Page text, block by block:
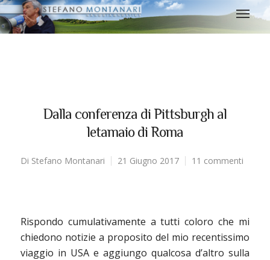
Dalla conferenza di Pittsburgh al
letamaio di Roma
Di Stefano Montanari 21 Giugno 2017 11 commenti
Rispondo cumulativamente a tutti coloro che mi
chiedono notizie a proposito del mio recentissimo
viaggio in USA e aggiungo qualcosa d’altro sulla